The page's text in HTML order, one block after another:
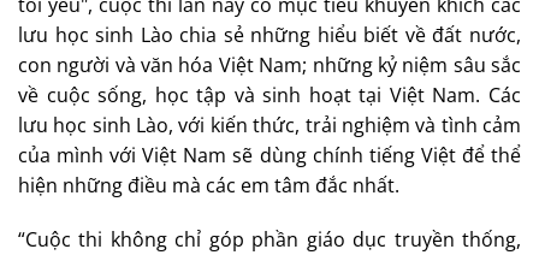
lưu học sinh Lào chia sẻ những hiểu biết về đất nước,
con người và văn hóa Việt Nam; những kỷ niệm sâu sắc
về cuộc sống, học tập và sinh hoạt tại Việt Nam. Các
lưu học sinh Lào, với kiến thức, trải nghiệm và tình cảm
của mình với Việt Nam sẽ dùng chính tiếng Việt để thể
hiện những điều mà các em tâm đắc nhất.
“Cuộc thi không chỉ góp phần giáo dục truyền thống,